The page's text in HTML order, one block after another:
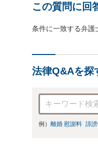
この質問に回
条件に一致する弁護
法律Q&Aを探
例） 離婚 慰謝料 誹